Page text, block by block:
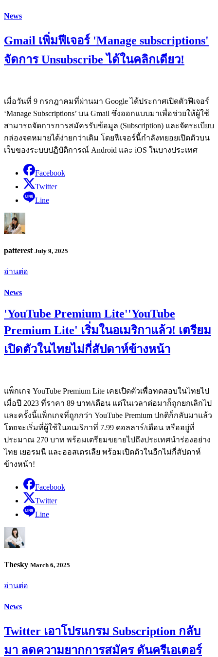
News
Gmail เพิ่มฟีเจอร์ 'Manage subscriptions'
จัดการ Unsubscribe ได้ในคลิกเดียว!
เมื่อวันที่ 9 กรกฎาคมที่ผ่านมา Google ได้ประกาศเปิดตัวฟีเจอร์
‘Manage Subscriptions’ บน Gmail ซึ่งออกแบบมาเพื่อช่วยให้ผู้ใช้
สามารถจัดการการสมัครรับข้อมูล (Subscription) และจัดระเบียบ
กล่องจดหมายได้ง่ายกว่าเดิม โดยฟีเจอร์นี้กำลังทยอยเปิดตัวบน
เว็บของระบบปฏิบัติการณ์ Android และ iOS ในบางประเทศ
Facebook
Twitter
Line
patterest July 9, 2025
อ่านต่อ
News
'YouTube Premium Lite''YouTube
Premium Lite' เริ่มในอเมริกาแล้ว! เตรียม
เปิดตัวในไทยไม่กี่สัปดาห์ข้างหน้า
แพ็กเกจ YouTube Premium Lite เคยเปิดตัวเพื่อทดสอบในไทยไป
เมื่อปี 2023 ที่ราคา 89 บาท/เดือน แต่ในเวลาต่อมาก็ถูกยกเลิกไป
และครั้งนี้แพ็กเกจที่ถูกกว่า YouTube Premium ปกติก็กลับมาแล้ว
โดยจะเริ่มที่ผู้ใช้ในอเมริกาที่ 7.99 ดอลลาร์/เดือน หรืออยู่ที่
ประมาณ 270 บาท พร้อมเตรียมขยายไปถึงประเทศนำร่องอย่าง
ไทย เยอรมนี และออสเตรเลีย พร้อมเปิดตัวในอีกไม่กี่สัปดาห์
ข้างหน้า!
Facebook
Twitter
Line
Thesky March 6, 2025
อ่านต่อ
News
Twitter เอาโปรแกรม Subscription กลับ
มา ลดความยากการสมัคร ดันครีเอเตอร์